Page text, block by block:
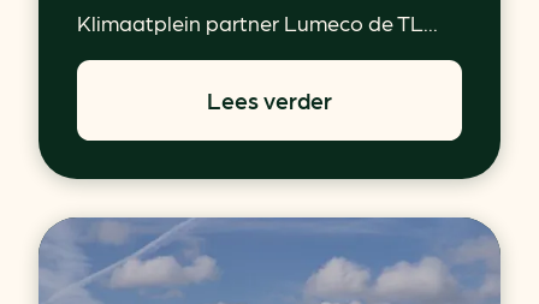
Klimaatplein partner Lumeco de TL...
Lees verder